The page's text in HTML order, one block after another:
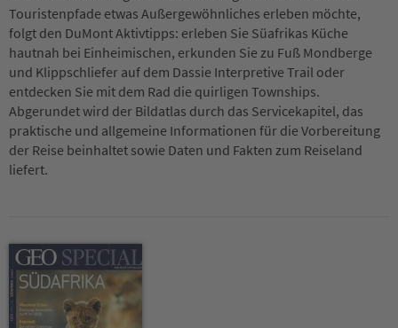
Touristenpfade etwas Außergewöhnliches erleben möchte,
folgt den DuMont Aktivtipps: erleben Sie Süafrikas Küche
hautnah bei Einheimischen, erkunden Sie zu Fuß Mondberge
und Klippschliefer auf dem Dassie Interpretive Trail oder
entdecken Sie mit dem Rad die quirligen Townships.
Abgerundet wird der Bildatlas durch das Servicekapitel, das
praktische und allgemeine Informationen für die Vorbereitung
der Reise beinhaltet sowie Daten und Fakten zum Reiseland
liefert.